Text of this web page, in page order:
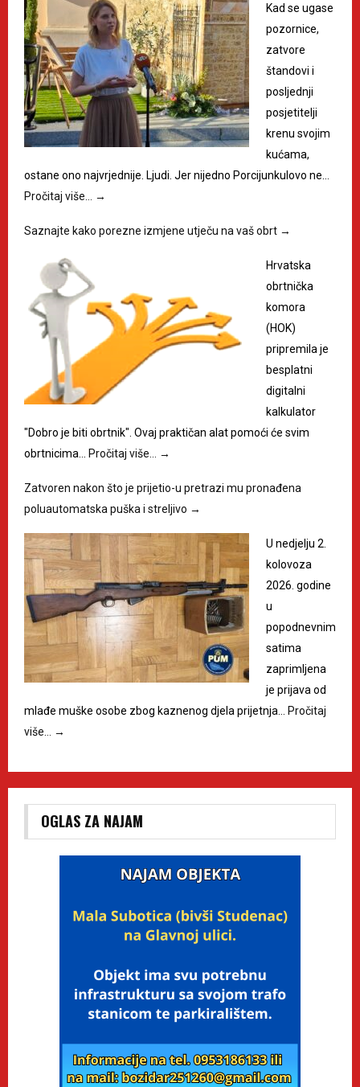
Kad se ugase
pozornice,
zatvore
štandovi i
posljednji
posjetitelji
krenu svojim
kućama,
ostane ono najvrjednije. Ljudi. Jer nijedno Porcijunkulovo ne…
Pročitaj više…
→
Saznajte kako porezne izmjene utječu na vaš obrt →
Hrvatska
obrtnička
komora
(HOK)
pripremila je
besplatni
digitalni
kalkulator
"Dobro je biti obrtnik". Ovaj praktičan alat pomoći će svim
obrtnicima…
Pročitaj više… →
Zatvoren nakon što je prijetio-u pretrazi mu pronađena
poluautomatska puška i streljivo →
U nedjelju 2.
kolovoza
2026. godine
u
popodnevnim
satima
zaprimljena
je prijava od
mlađe muške osobe zbog kaznenog djela prijetnja…
Pročitaj
više…
→
OGLAS ZA NAJAM